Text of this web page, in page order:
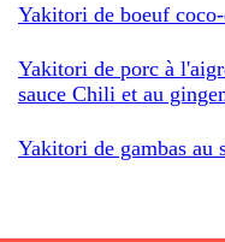
Yakitori de boeuf
Yakitori de porc à
sauce Chili et au
Yakitori de gambas au